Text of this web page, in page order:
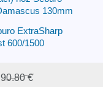
130mm
ExtraSharp
600/1500
90.80 €